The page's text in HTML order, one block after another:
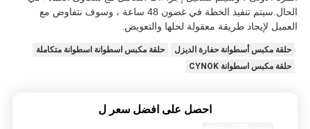
الحال.سيتم تنفيذ الخطة في غضون 48 ساعة ، وسوف نتفاوض مع
العميل لإيجاد طريقة معقولة لحلها والتعويض.
حلقة مكبس أسطوانة حفارة الديزل
حلقة مكبس اسطوانة اسطوانة متكاملة
حلقة مكبس اسطوانة CYNOK
احصل على افضل سعر ل